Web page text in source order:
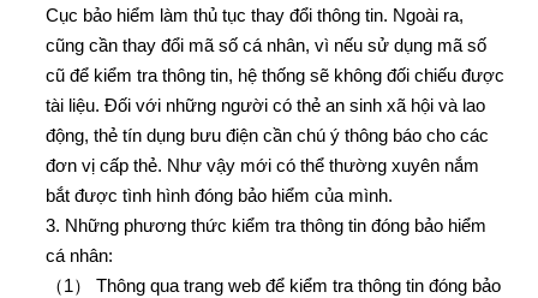
Cục bảo hiểm làm thủ tục thay đổi thông tin. Ngoài ra,
cũng cần thay đổi mã số cá nhân, vì nếu sử dụng mã số
cũ để kiểm tra thông tin, hệ thống sẽ không đối chiếu được
tài liệu. Đối với những người có thẻ an sinh xã hội và lao
động, thẻ tín dụng bưu điện cần chú ý thông báo cho các
đơn vị cấp thẻ. Như vậy mới có thể thường xuyên nắm
bắt được tình hình đóng bảo hiểm của mình.
3. Những phương thức kiểm tra thông tin đóng bảo hiểm
cá nhân:
（1） Thông qua trang web để kiểm tra thông tin đóng bảo